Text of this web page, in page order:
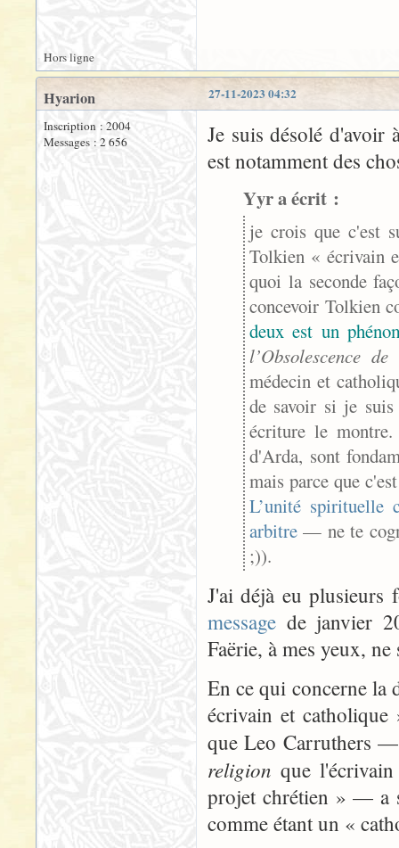
Hors ligne
27-11-2023 04:32
Hyarion
Inscription : 2004
Messages : 2 656
Je suis désolé
est notamment des
Yyr a écrit :
je crois que c'est
Tolkien « écrivain
quoi la seconde
concevoir Tolkien
deux est un
l’Obsolescence de
médecin et
de savoir si je
écriture le
d'Arda, sont
mais parce que
L’unité spirituelle
arbitre — ne te
;)).
J'ai déjà eu plusieurs
message de janvier
Faërie, à mes yeux,
En ce qui concerne
écrivain et
que Leo Carruthers
religion que
projet chrétien » — a
comme étant un «